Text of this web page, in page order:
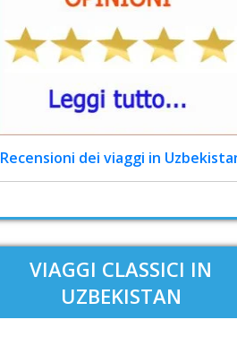
Recensioni dei viaggi in
VIAGGI CLASSICI IN
UZBEKISTAN